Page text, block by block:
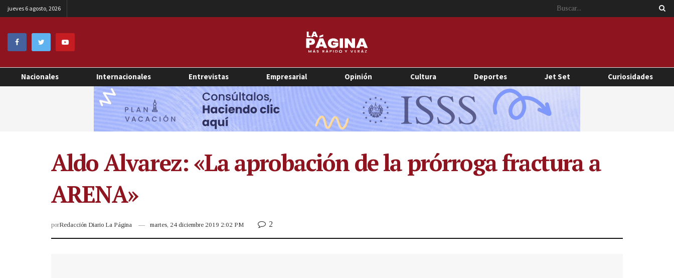
jueves 6 agosto, 2026
Nacionales Internacionales Entrevistas Empresarial Opinión Cultura Deportes Jet Set Curiosidades
Aldo Alvarez: «La aprobación de la prórroga fractura a
ARENA»
porRedacción Diario La Página martes, 24 diciembre 2019 2:02 PM 2